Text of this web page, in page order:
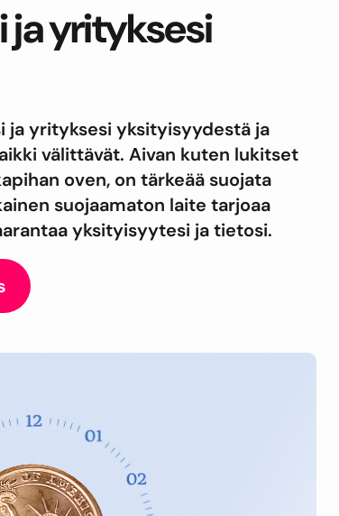
ja yrityksesi
ja yrityksesi yksityisyydestä ja
välittävät. Aivan kuten lukitset
oven, on tärkeää suojata
suojaamaton laite tarjoaa
yksityisyytesi ja tietosi.